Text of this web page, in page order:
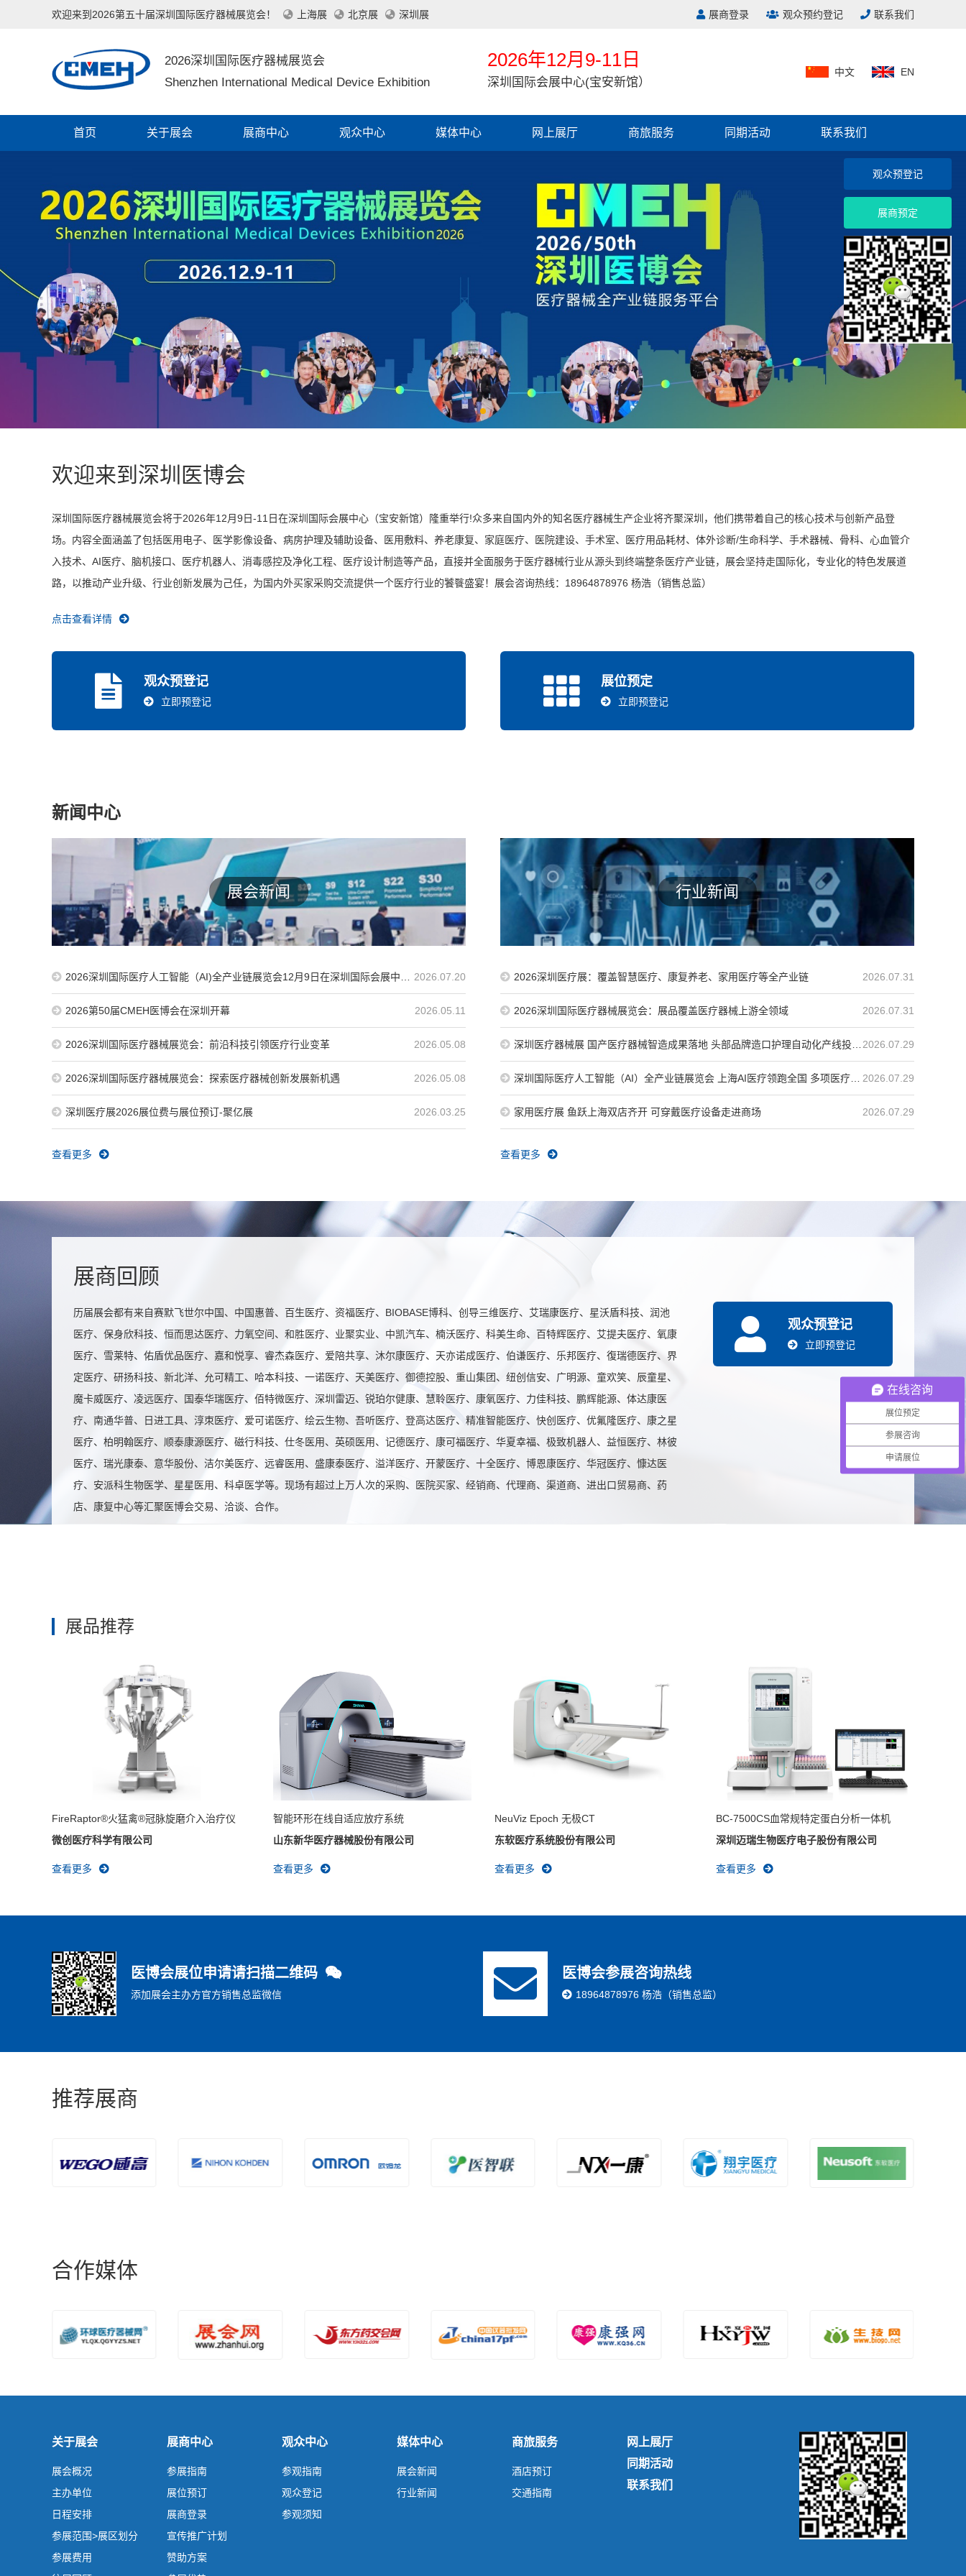
欢迎来到2026第五十届深圳国际医疗器械展览会！ 上海展 北京展 深圳展 展商登录 观众预约登记 联系我们
2026深圳国际医疗器械展览会
Shenzhen International Medical Device Exhibition
2026年12月9-11日
深圳国际会展中心(宝安新馆）
中文 EN
首页 关于展会 展商中心 观众中心 媒体中心 网上展厅 商旅服务 同期活动 联系我们
欢迎来到深圳医博会
深圳国际医疗器械展览会将于2026年12月9日-11日在深圳国际会展中心（宝安新馆）隆重举行!众多来自国内外的知名医疗器械生产企业将齐聚深圳，他们携带着自己的核心技术与创新产品登
场。内容全面涵盖了包括医用电子、医学影像设备、病房护理及辅助设备、医用敷料、养老康复、家庭医疗、医院建设、手术室、医疗用品耗材、体外诊断/生命科学、手术器械、骨科、心血管介
入技术、AI医疗、脑机接口、医疗机器人、消毒感控及净化工程、医疗设计制造等产品，直接并全面服务于医疗器械行业从源头到终端整条医疗产业链，展会坚持走国际化，专业化的特色发展道
路，以推动产业升级、行业创新发展为己任，为国内外买家采购交流提供一个医疗行业的饕餮盛宴！展会咨询热线：18964878976 杨浩（销售总监）
点击查看详情
观众预登记
立即预登记
展位预定
立即预登记
新闻中心
展会新闻
2026.07.20
2026深圳国际医疗人工智能（AI)全产业链展览会12月9日在深圳国际会展中心
2026.05.11
2026第50届CMEH医博会在深圳开幕
2026.05.08
2026深圳国际医疗器械展览会：前沿科技引领医疗行业变革
2026.05.08
2026深圳国际医疗器械展览会：探索医疗器械创新发展新机遇
2026.03.25
深圳医疗展2026展位费与展位预订-聚亿展
查看更多
行业新闻
2026.07.31
2026深圳医疗展：覆盖智慧医疗、康复养老、家用医疗等全产业链
2026.07.31
2026深圳国际医疗器械展览会：展品覆盖医疗器械上游全领域
2026.07.29
深圳医疗器械展 国产医疗器械智造成果落地 头部品牌造口护理自动化产线投
2026.07.29
深圳国际医疗人工智能（AI）全产业链展览会 上海AI医疗领跑全国 多项医疗AI
2026.07.29
家用医疗展 鱼跃上海双店齐开 可穿戴医疗设备走进商场
查看更多
展商回顾
历届展会都有来自赛默飞世尔中国、中国惠普、百生医疗、资福医疗、BIOBASE博科、创导三维医疗、艾瑞康医疗、星沃盾科技、润池
医疗、保身欣科技、恒而思达医疗、力氧空间、和胜医疗、业聚实业、中凯汽车、楠沃医疗、科美生命、百特辉医疗、艾提夫医疗、氧康
医疗、雪莱特、佑盾优品医疗、嘉和悦享、睿杰森医疗、爱陪共享、沐尔康医疗、天亦诺成医疗、伯谦医疗、乐邦医疗、復瑞德医疗、界
定医疗、研扬科技、新北洋、允可精工、哈本科技、一诺医疗、天美医疗、御德控股、重山集团、纽创信安、广明源、童欢笑、辰童星、
魔卡威医疗、凌远医疗、国泰华瑞医疗、佰特微医疗、深圳雷迈、锐珀尔健康、慧聆医疗、康氧医疗、力佳科技、鹏辉能源、体达康医
疗、南通华普、日进工具、淳朿医疗、爱可诺医疗、绘云生物、吾听医疗、登高达医疗、精准智能医疗、快创医疗、优氟隆医疗、康之星
医疗、柏明翰医疗、顺泰康源医疗、磁行科技、仕冬医用、英硕医用、记德医疗、康可福医疗、华夏幸福、极致机器人、益恒医疗、林彼
医疗、瑞光康泰、意华股份、洁尔美医疗、远睿医用、盛康泰医疗、溢洋医疗、开蒙医疗、十全医疗、博恩康医疗、华冠医疗、慷达医
疗、安派科生物医学、星星医用、科卓医学等。现场有超过上万人次的采购、医院买家、经销商、代理商、渠道商、进出口贸易商、药
店、康复中心等汇聚医博会交易、洽谈、合作。
观众预登记
立即预登记
展品推荐
FireRaptor®火猛禽®冠脉旋磨介入治疗仪
微创医疗科学有限公司
查看更多
智能环形在线自适应放疗系统
山东新华医疗器械股份有限公司
查看更多
NeuViz Epoch 无极CT
东软医疗系统股份有限公司
查看更多
BC-7500CS血常规特定蛋白分析一体机
深圳迈瑞生物医疗电子股份有限公司
查看更多
医博会展位申请请扫描二维码
添加展会主办方官方销售总监微信
医博会参展咨询热线
18964878976 杨浩（销售总监）
推荐展商
合作媒体
关于展会
展会概况
主办单位
日程安排
参展范围>展区划分
参展费用
展商中心
参展指南
展位预订
展商登录
宣传推广计划
赞助方案
观众中心
参观指南
观众登记
参观须知
媒体中心
展会新闻
行业新闻
商旅服务
酒店预订
交通指南
网上展厅
同期活动
联系我们
观众预登记
展商预定
在线咨询
展位预定
参展咨询
申请展位